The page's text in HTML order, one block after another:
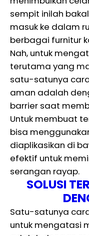
sempit inilah
masuk ke dalam
berbagai furnitur
Nah, untuk
terutama yang
satu-satunya
aman adalah
barrier saat
Untuk membuat
bisa
diaplikasikan di
efektif untuk
serangan rayap.
SOLUSI
Satu-satunya
untuk mengatasi